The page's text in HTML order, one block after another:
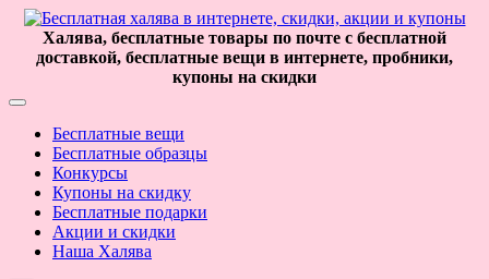
Халява, бесплатные товары по почте с бесплатной
доставкой, бесплатные вещи в интернете, пробники,
купоны на скидки
Бесплатные вещи
Бесплатные образцы
Конкурсы
Купоны на скидку
Бесплатные подарки
Акции и скидки
Наша Халява